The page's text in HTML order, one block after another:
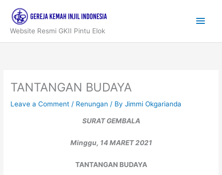
content
Website Resmi GKII Pintu Elok
Main
TANTANGAN BUDAYA
Leave a Comment / Renungan / ByJimmi Okgarianda
SURAT GEMBALA
Minggu, 14 MARET 2021
TANTANGAN BUDAYA